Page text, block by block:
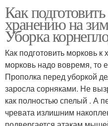
Как
хранению на
Уборка
Как подготовить морковь
морковь надо вовремя, то
Прополка перед уборкой
заросла сорняками. Не
как полностью спелый . А
чревата излишним